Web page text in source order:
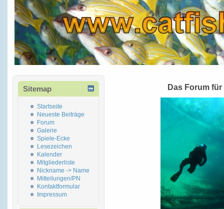
Sitemap
Startseite
Neueste Beiträge
Forum
Galerie
Spiele-Ecke
Lesezeichen
Kalender
Mitgliederliste
Nickname -> Name
Mitteilungen/PN
Kontaktformular
Impressum
Das Forum